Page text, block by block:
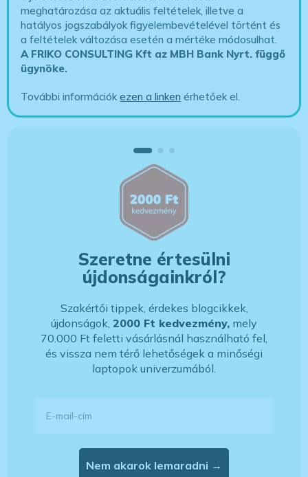
meghatározása az aktuális feltételek, illetve a
hatályos jogszabályok figyelembevételével történt és
a feltételek változása esetén a mértéke módosulhat.
A FRIKO CONSULTING Kft az MBH Bank Nyrt. függő
ügynöke.
További információkezen a linken érhetőek el.
Szeretne értesülni
újdonságainkról?
Szakértői tippek, érdekes blogcikkek,
újdonságok, 2000 Ft kedvezmény, mely
70.000 Ft feletti vásárlásnál használható fel,
és vissza nem térő lehetőségek a minőségi
laptopok univerzumából.
Nem akarok lemaradni →